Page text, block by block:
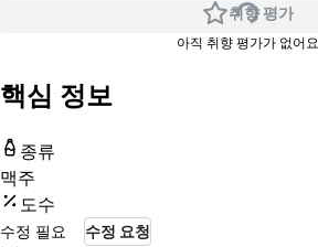
취향 평가
아직 취향 평가가 없어요
핵심 정보
종류
맥주
도수
수정 필요 수정 요청